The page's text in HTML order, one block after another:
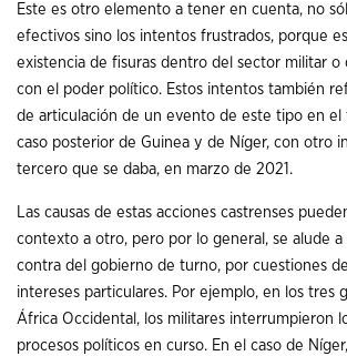
Este es otro elemento a tener en cuenta, no
efectivos sino los intentos frustrados, porque
existencia de fisuras dentro del sector militar o
con el poder político. Estos intentos también
de articulación de un evento de este tipo en el
caso posterior de Guinea y de Níger, con otro
tercero que se daba, en marzo de 2021.
Las causas de estas acciones castrenses
contexto a otro, pero por lo general, se alude a
contra del gobierno de turno, por cuestiones
intereses particulares. Por ejemplo, en los tres
África Occidental, los militares interrumpieron
procesos políticos en curso. En el caso de